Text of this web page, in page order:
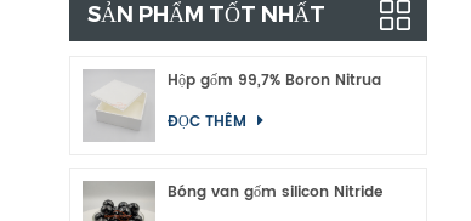
SẢN PHẨM TỐT NHẤT
Hộp gốm 99,7% Boron Nitrua
ĐỌC THÊM
Bóng van gốm silicon Nitride